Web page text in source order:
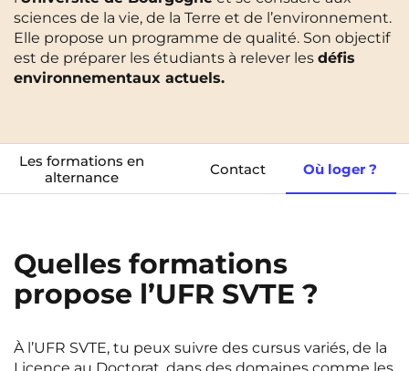
Gradignan Grenoble
La Rochelle
Lomme Lyon
Marseille Montpellier
Noisy-Le-Grand Orly
Palaiseau Paris
Rouen
EN
sciences de la vie, de la Terre et de l’environnement.
Elle propose un programme de qualité. Son objectif
est de préparer les étudiants à relever les défis
environnementaux actuels.
Les formations en
alternance
Contact Où loger ?
Quelles formations
propose l’UFR SVTE ?
À l’UFR SVTE, tu peux suivre des cursus variés, de la